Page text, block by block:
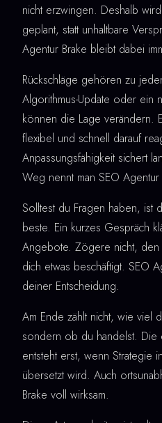
nicht erzwingen. Deshalb
geplant, statt unhaltbare
Agentur Brake bleibt dabei
Rückschläge gehören zu
Algorithmus-Update oder ein
können die Lage verändern.
flexibel und schnell darauf
Anpassungsfähigkeit sichert
Weg nennt man SEO Agentur
Solltest du Fragen haben, ist
beste. Ein kurzes Gespräch
Angebote. Zögere nicht, den
dich etwas beschäftigt. SEO
deiner Entscheidung.
Am Ende zählt nicht, wie viel
sondern ob du handelst. Die
entsteht erst, wenn Strategie
übersetzt wird. Auch
Brake voll wirksam.